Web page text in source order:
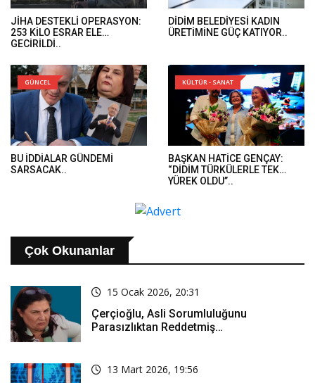
JİHA DESTEKLİ OPERASYON:
253 KİLO ESRAR ELE
GEÇİRİLDİ..
DİDİM BELEDİYESİ KADIN
ÜRETİMİNE GÜÇ KATIYOR..
GÜNCEL
BU İDDİALAR GÜNDEMİ
SARSACAK..
KÜLTÜR - SANAT
BAŞKAN HATİCE GENÇAY:
“DİDİM TÜRKÜLERLE TEK
YÜREK OLDU”..
Çok Okunanlar
15 Ocak 2026, 20:31
Çerçioğlu, Asli Sorumluluğunu
Parasızlıktan Reddetmiş…
13 Mart 2026, 19:56